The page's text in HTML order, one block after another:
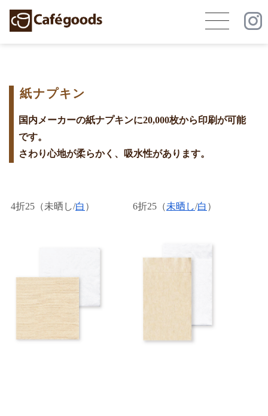
紙ナプキン
国内メーカーの紙ナプキンに20,000枚から印刷が可能
です。
さわり心地が柔らかく、吸水性があります。
4折25（未晒し/白 ） 6折25（未晒し/白 ）